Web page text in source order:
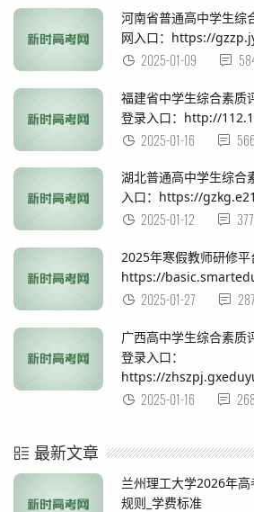
河南省普通高中学生综
网入口：https://
2025-01-09
福建省中学生综合素质
登录入口：http://
2025-01-16
湖北普通高中学生综合
入口：https://
2025-01-12
2025年寒假教师研修平
https://
2025-01-27
广西高中学生综合素质
登录入口：
https://
2025-01-16
最新文章
兰州理工大学2026年高
规则_学费标准